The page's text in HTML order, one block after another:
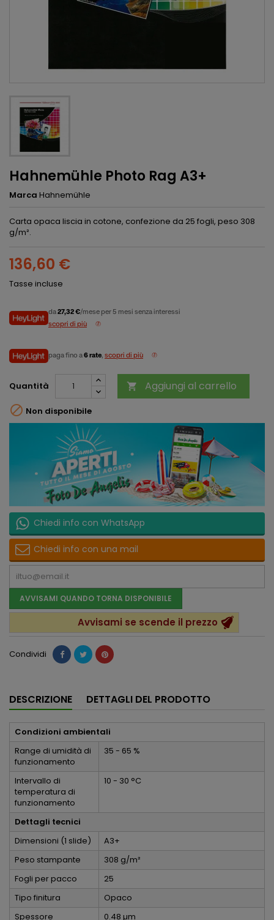
Hahnemühle Photo Rag A3+
Marca Hahnemühle
Carta opaca liscia in cotone, confezione da 25 fogli, peso 308
g/m².
136,60 €
Tasse incluse
da27,32 €/mese per 5 mesi senza interessi
scopri di più
paga fino a6 rate, scopri di più
Quantità  Aggiungi al carrello
 Non disponibile
Chiedi info con WhatsApp
Chiedi info con una mail
AVVISAMI QUANDO TORNA DISPONIBILE
Avvisami se scende il prezzo
Condividi
DESCRIZIONE DETTAGLI DEL PRODOTTO
Condizioni ambientali
Range di umidità di
funzionamento
35 - 65 %
Intervallo di
temperatura di
funzionamento
10 - 30 °C
Dettagli tecnici
Dimensioni (1 slide)
A3+
Peso stampante
308 g/m²
Fogli per pacco
25
Tipo finitura
Opaco
Spessore
0.48 µm